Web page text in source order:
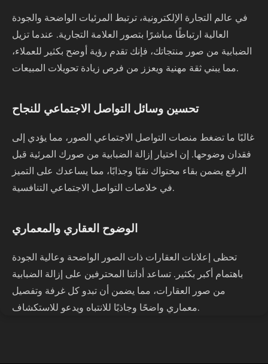
في عالم التجارة الإلكترونية، ترتبط المرئيات الواضحة والجودة
العالية ارتباطًا مباشرًا بتصور العلامة التجارية. عندما تزيل
الضبابية من صور منتجاتك، فإنك تقدم رؤية أوضح بكثير للعملاء،
مما يبني ثقة مهنية ويعزز من فرص زيادة تحويلات المبيعات.
تحسين وسائل التواصل الاجتماعي للنجاح
غالبًا ما تضغط منصات التواصل الاجتماعي الصور، مما يؤدي إلى
فقدان وضوحها. إن اختيار إزالة الضبابية من صورك المرئية قبل
الرفع يضمن بقاء محتواك نقيًا وجذابًا، مما يساعدك على التميز
في خلاصات التواصل الاجتماعي التنافسية.
الوضوح العقاري والمعماري
تحظى إعلانات العقارات ذات الصور الواضحة وعالية الجودة
باهتمام أكبر بكثير. تساعد أداتنا المحترفين على إزالة الضبابية
من صور العقارات، مما يضمن أن تبدو كل غرفة وتفصيل
معماري واضحًا وجاذبًا للانتباه ويدعو للاستكشاف.